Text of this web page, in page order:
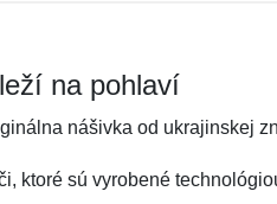
na pohlaví
nášivka od ukrajinskej
ktoré sú vyrobené